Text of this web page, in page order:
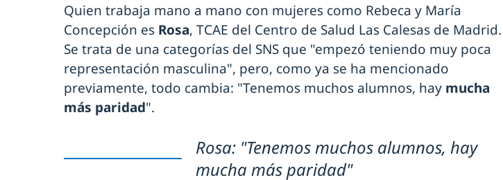
Quien trabaja mano a mano con mujeres como Rebeca y María
Concepción es Rosa, TCAE del Centro de Salud Las Calesas de Madrid.
Se trata de una categorías del SNS que "empezó teniendo muy poca
representación masculina", pero, como ya se ha mencionado
previamente, todo cambia: "Tenemos muchos alumnos, hay mucha
más paridad".
Rosa: "Tenemos muchos alumnos, hay
mucha más paridad"